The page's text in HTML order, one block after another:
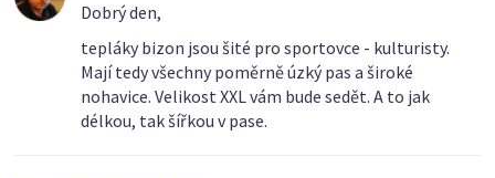
Dobrý den,
tepláky bizon jsou šité pro sportovce - kulturisty.
Mají tedy všechny poměrně úzký pas a široké
nohavice. Velikost XXL vám bude sedět. A to jak
délkou, tak šířkou v pase.